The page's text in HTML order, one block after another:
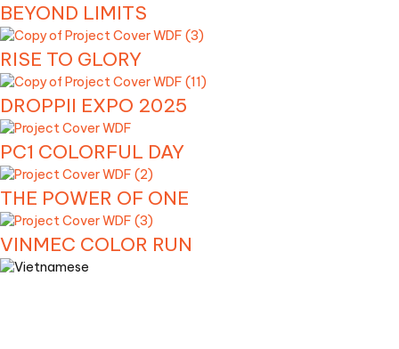
BEYOND LIMITS
RISE TO GLORY
DROPPII EXPO 2025
PC1 COLORFUL DAY
THE POWER OF ONE
VINMEC COLOR RUN